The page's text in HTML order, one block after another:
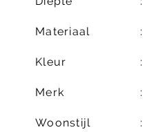
Materiaal
Kleur
Merk
Woonstijl